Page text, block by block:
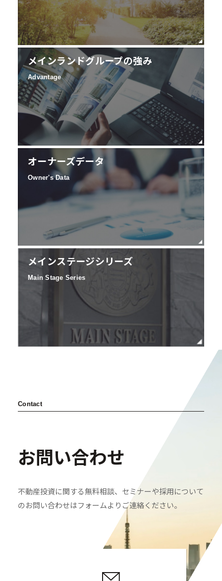
メインランドグループの強み
Advantage
オーナーズデータ
Owner's Data
メインステージシリーズ
Main Stage Series
Contact
お問い合わせ
不動産投資に関する無料相談、セミナーや採用について
のお問い合わせはフォームよりご連絡ください。